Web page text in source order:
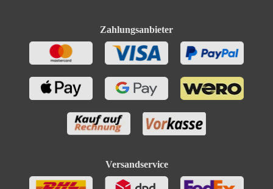
Zahlungsanbieter
Versandservice